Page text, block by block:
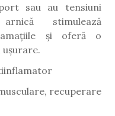
sau au tensiuni
stimulează
și oferă o
ușurare.
recuperare